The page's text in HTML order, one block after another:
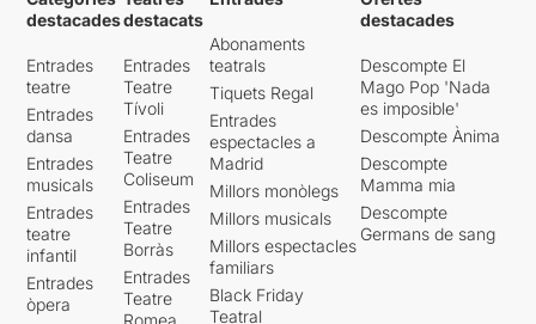
destacades
Entrades
teatre
Entrades
dansa
Entrades
musicals
Entrades
teatre
infantil
Entrades
òpera
destacats
Entrades
Teatre
Tívoli
Entrades
Teatre
Coliseum
Entrades
Teatre
Borràs
Entrades
Teatre
Romea
Abonaments
teatrals
Tiquets Regal
Entrades
espectacles a
Madrid
Millors monòlegs
Millors musicals
Millors espectacles
familiars
Black Friday
Teatral
destacades
Descompte El
Mago Pop 'Nada
es imposible'
Descompte Ànima
Descompte
Mamma mia
Descompte
Germans de sang